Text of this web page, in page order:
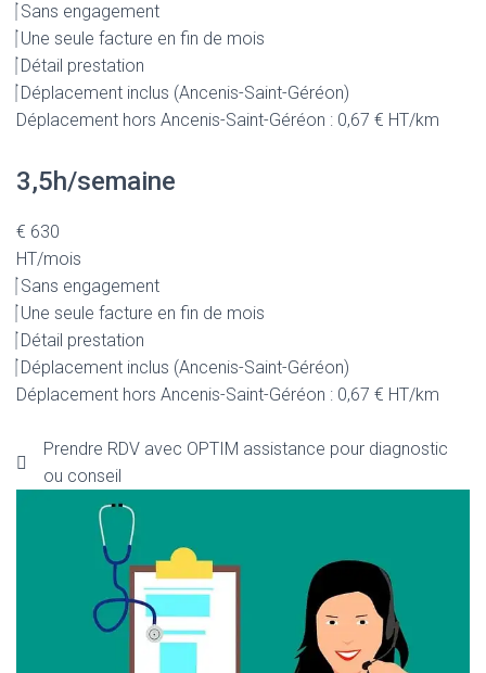
Sans engagement
Une seule facture en fin de mois
Détail prestation
Déplacement inclus (Ancenis-Saint-Géréon)
Déplacement hors Ancenis-Saint-Géréon : 0,67 € HT/km
3,5h/semaine
€ 630
HT/mois
Sans engagement
Une seule facture en fin de mois
Détail prestation
Déplacement inclus (Ancenis-Saint-Géréon)
Déplacement hors Ancenis-Saint-Géréon : 0,67 € HT/km
Prendre RDV avec OPTIM assistance pour diagnostic
ou conseil